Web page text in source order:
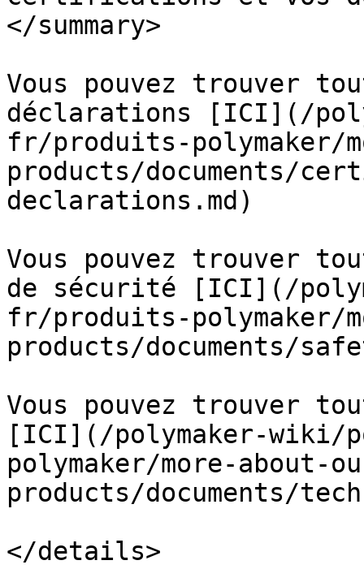
</summary>
Vous pouvez trouver
déclarations [ICI](/
fr/produits-polymaker/
products/documents/
declarations.md)
Vous pouvez trouver
de sécurité [ICI](/
fr/produits-polymaker/
products/documents/
Vous pouvez trouver
[ICI](/polymaker-wiki/
polymaker/more-about-
products/documents/
</details>